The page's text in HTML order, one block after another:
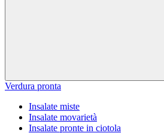
Verdura pronta
Insalate miste
Insalate movarietà
Insalate pronte in ciotola